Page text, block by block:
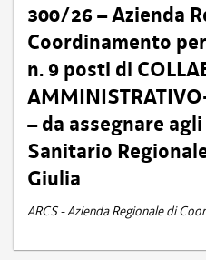
300/26 – Azienda
Coordinamento
n. 9 posti di
– da assegnare
Sanitario
Giulia
ARCS - Azienda Regionale di